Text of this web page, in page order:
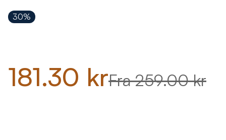
30%
181.30 krFra 259.00 kr